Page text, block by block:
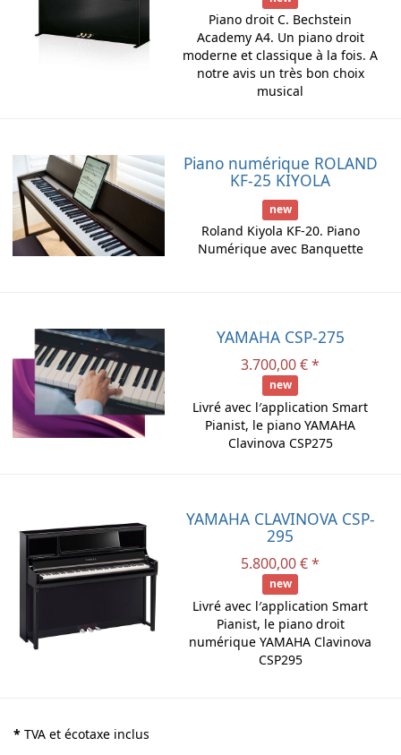
Piano droit C. Bechstein
Academy A4. Un piano droit
moderne et classique à la fois. A
notre avis un très bon choix
musical
Piano numérique ROLAND
KF-25 KIYOLA
new
Roland Kiyola KF-20. Piano
Numérique avec Banquette
YAMAHA CSP-275
3.700,00 € *
new
Livré avec l′application Smart
Pianist, le piano YAMAHA
Clavinova CSP275
YAMAHA CLAVINOVA CSP-
295
5.800,00 € *
new
Livré avec l′application Smart
Pianist, le piano droit
numérique YAMAHA Clavinova
CSP295
* TVA et écotaxe inclus